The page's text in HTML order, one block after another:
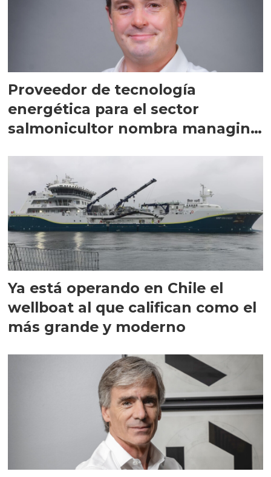
Proveedor de tecnología
energética para el sector
salmonicultor nombra managing
Ya está operando en Chile el
wellboat al que califican como el
más grande y moderno